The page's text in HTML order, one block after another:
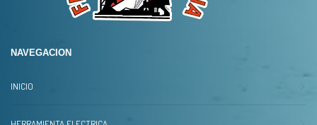
NAVEGACION
INICIO